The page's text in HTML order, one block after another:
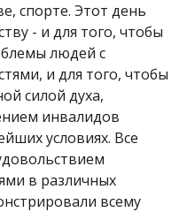
спорте. Этот день
- и для того, чтобы
людей с
и для того, чтобы
силой духа,
инвалидов
условиях. Все
в различных
всему